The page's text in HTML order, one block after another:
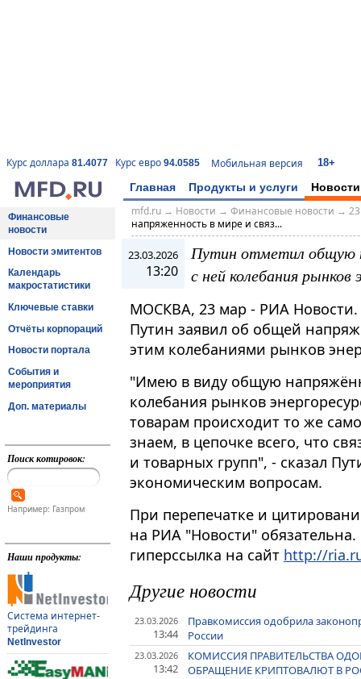
Курс доллара 81.4077 Курс евро 94.0585 Мобильная версия 18+
Главная Продукты и услуги Новости
Финансовые
новости
Новости эмитентов
Календарь
макростатистики
Ключевые ставки
Отчёты корпораций
Новости портала
События и
мероприятия
Доп. материалы
Поиск котировок:
Например: Газпром
Наши продукты:
Система интернет-
трейдинга
NetInvestor
mfd.ru→ Новости → Финансовые новости →
напряженность в мире и связ...
23.03.2026
13:20
Путин отметил общую
с ней колебания рынков
МОСКВА, 23 мар - РИА
Путин заявил об общей
этим колебаниями рынков
"Имею в виду общую
колебания рынков
товарам происходит то же
знаем, в цепочке всего, что
и товарных групп", - сказал
экономическим вопросам​​​.
При перепечатке и
на РИА "Новости"
гиперссылка на сайт http://
Другие новости
23.03.2026
13:44
Правкомиссия одобрила
России
23.03.2026
13:42
КОМИССИЯ ПРАВИТЕЛЬСТВА
ОБРАЩЕНИЕ КРИПТОВАЛЮТ В